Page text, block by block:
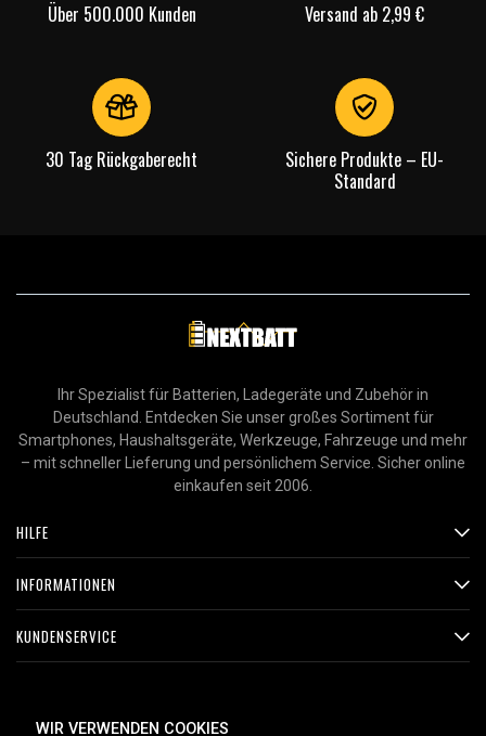
Über 500.000 Kunden Versand ab 2,99 €
30 Tag Rückgaberecht
Sichere Produkte – EU-
Standard
Ihr Spezialist für Batterien, Ladegeräte und Zubehör in
Deutschland. Entdecken Sie unser großes Sortiment für
Smartphones, Haushaltsgeräte, Werkzeuge, Fahrzeuge und mehr
– mit schneller Lieferung und persönlichem Service. Sicher online
einkaufen seit 2006.
HILFE
INFORMATIONEN
KUNDENSERVICE
ZAHLUNGSMETHODEN
WIR VERWENDEN COOKIES